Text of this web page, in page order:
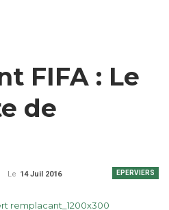
FIFA : Le
de
EPERVIERS
Le 14 Juil 2016